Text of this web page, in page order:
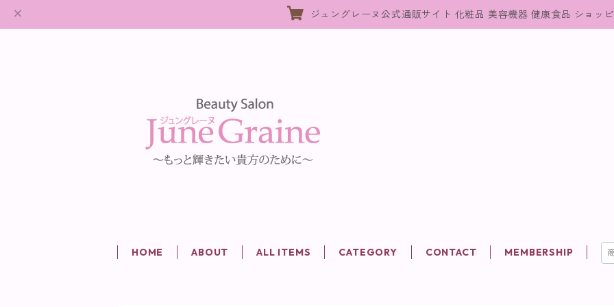
ジュングレーヌ公式通販サイト 化粧品 美容機器 健康食品 ショッ
HOME ABOUT ALL ITEMS CATEGORY CONTACT MEMBERSHIP